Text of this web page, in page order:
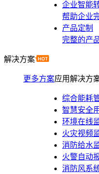
企业智能
帮助企业
产品定制
完整的产
解决方案
更多方案应用解决方
综合能耗
智慧安全
环境在线
火灾视频
消防给水
火警自动
消防风系